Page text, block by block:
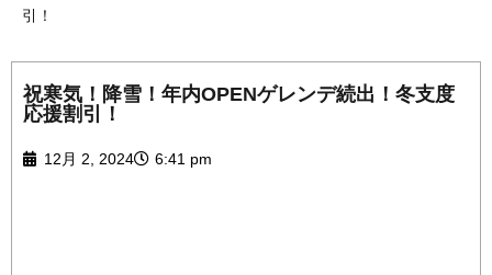
引！
祝寒気！降雪！年内OPENゲレンデ続出！冬支度
応援割引！
12月 2, 2024 6:41 pm